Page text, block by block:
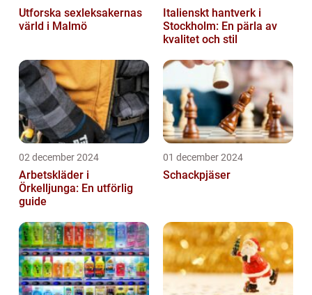
Utforska sexleksakernas
värld i Malmö
Italienskt hantverk i
Stockholm: En pärla av
kvalitet och stil
02 december 2024
Arbetskläder i
Örkelljunga: En utförlig
guide
01 december 2024
Schackpjäser